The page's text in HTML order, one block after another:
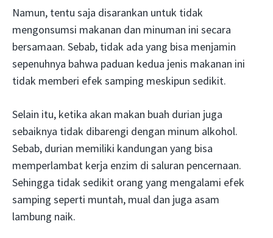
Namun, tentu saja disarankan untuk tidak
mengonsumsi makanan dan minuman ini secara
bersamaan. Sebab, tidak ada yang bisa menjamin
sepenuhnya bahwa paduan kedua jenis makanan ini
tidak memberi efek samping meskipun sedikit.
Selain itu, ketika akan makan buah durian juga
sebaiknya tidak dibarengi dengan minum alkohol.
Sebab, durian memiliki kandungan yang bisa
memperlambat kerja enzim di saluran pencernaan.
Sehingga tidak sedikit orang yang mengalami efek
samping seperti muntah, mual dan juga asam
lambung naik.